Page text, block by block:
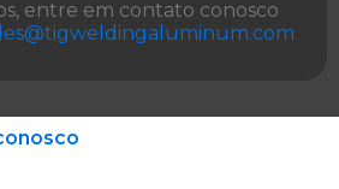
entre em contato conosco